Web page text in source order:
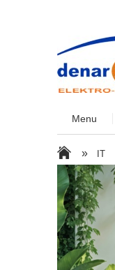
Menu
» IT